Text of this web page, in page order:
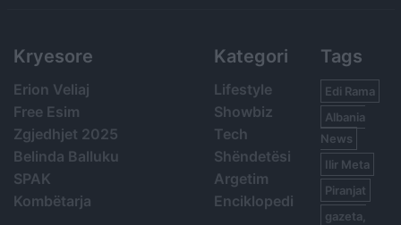
Kryesore
Erion Veliaj
Free Esim
Zgjedhjet 2025
Belinda Balluku
SPAK
Kombëtarja
Kategori
Lifestyle
Showbiz
Tech
Shëndetësi
Argetim
Enciklopedi
Tags
Edi Rama
Albania
News
Ilir Meta
Piranjat
gazeta,